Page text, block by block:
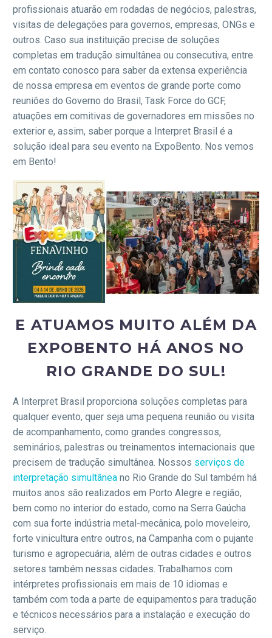
profissionais atuarão em rodadas de negócios, palestras,
visitas de delegações para governos, empresas, ONGs e
outros. Caso sua instituição precise de soluções
completas em tradução simultânea ou consecutiva, entre
em contato conosco para saber da extensa experiência
de nossa empresa em eventos de grande porte como
reuniões do Governo do Brasil, Task Force do GCF,
atuações em comitivas de governadores em missões no
exterior e, assim, saber porque a Interpret Brasil é a
solução ideal para seu evento na ExpoBento. Nos vemos
em Bento!
E ATUAMOS MUITO ALÉM DA
EXPOBENTO HÁ ANOS NO
RIO GRANDE DO SUL!
A Interpret Brasil proporciona soluções completas para
qualquer evento, quer seja uma pequena reunião ou visita
de acompanhamento, como grandes congressos,
seminários, palestras ou treinamentos internacionais que
precisem de tradução simultânea. Nossos serviços de
interpretação simultânea no Rio Grande do Sul também há
muitos anos são realizados em Porto Alegre e região,
bem como no interior do estado, como na Serra Gaúcha
com sua forte indústria metal-mecânica, polo moveleiro,
forte vinicultura entre outros, na Campanha com o pujante
turismo e agropecuária, além de outras cidades e outros
setores também nessas cidades. Trabalhamos com
intérpretes profissionais em mais de 10 idiomas e
também com toda a parte de equipamentos para tradução
e técnicos necessários para a instalação e execução do
serviço.